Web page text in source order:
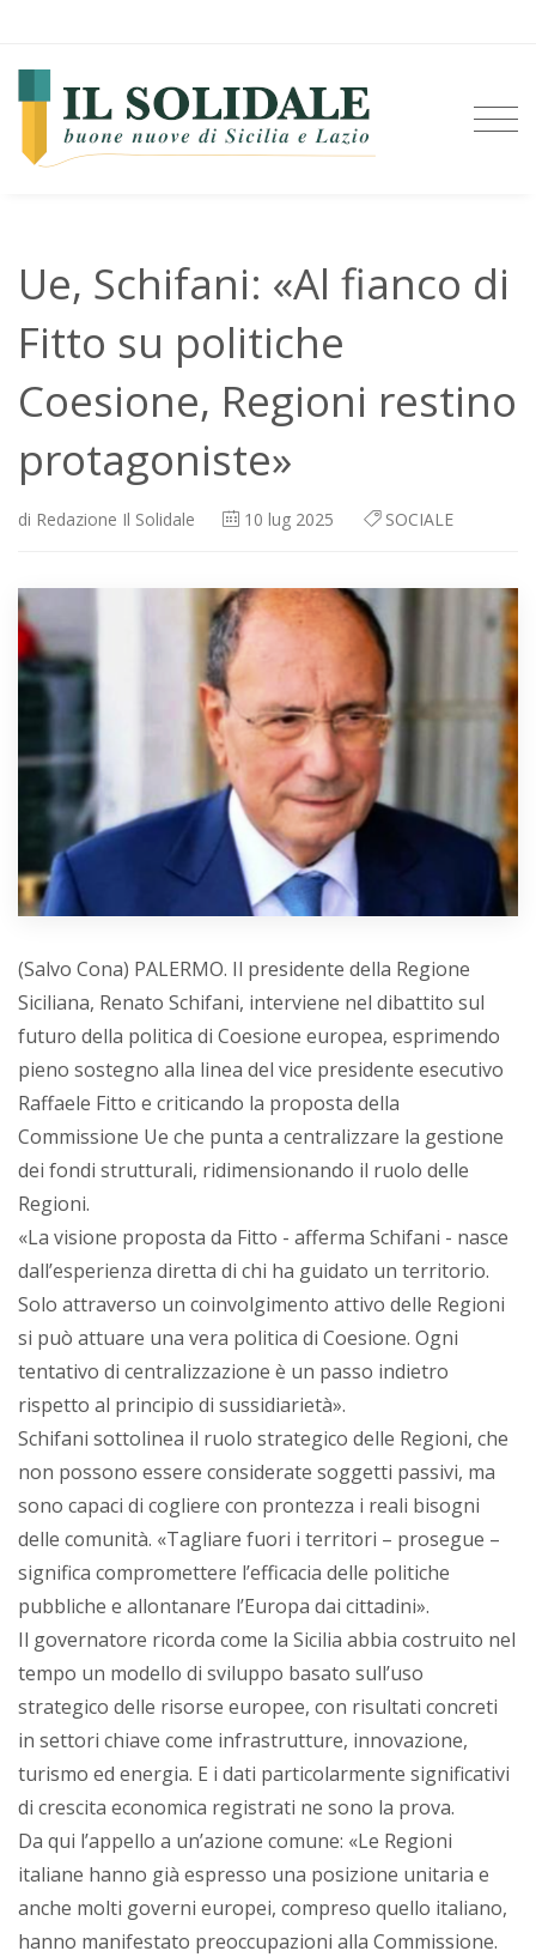
Ue, Schifani: «Al fianco di
Fitto su politiche
Coesione, Regioni restino
protagoniste»
di Redazione Il Solidale 10 lug 2025 SOCIALE
(Salvo Cona) PALERMO. Il presidente della Regione
Siciliana, Renato Schifani, interviene nel dibattito sul
futuro della politica di Coesione europea, esprimendo
pieno sostegno alla linea del vice presidente esecutivo
Raffaele Fitto e criticando la proposta della
Commissione Ue che punta a centralizzare la gestione
dei fondi strutturali, ridimensionando il ruolo delle
Regioni.
«La visione proposta da Fitto - afferma Schifani - nasce
dall’esperienza diretta di chi ha guidato un territorio.
Solo attraverso un coinvolgimento attivo delle Regioni
si può attuare una vera politica di Coesione. Ogni
tentativo di centralizzazione è un passo indietro
rispetto al principio di sussidiarietà».
Schifani sottolinea il ruolo strategico delle Regioni, che
non possono essere considerate soggetti passivi, ma
sono capaci di cogliere con prontezza i reali bisogni
delle comunità. «Tagliare fuori i territori – prosegue –
significa compromettere l’efficacia delle politiche
pubbliche e allontanare l’Europa dai cittadini».
Il governatore ricorda come la Sicilia abbia costruito nel
tempo un modello di sviluppo basato sull’uso
strategico delle risorse europee, con risultati concreti
in settori chiave come infrastrutture, innovazione,
turismo ed energia. E i dati particolarmente significativi
di crescita economica registrati ne sono la prova.
Da qui l’appello a un’azione comune: «Le Regioni
italiane hanno già espresso una posizione unitaria e
anche molti governi europei, compreso quello italiano,
hanno manifestato preoccupazioni alla Commissione.